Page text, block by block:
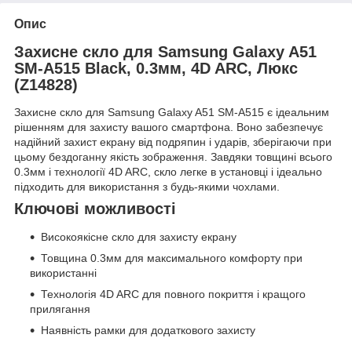
Опис
Захисне скло для Samsung Galaxy A51
SM-A515 Black, 0.3мм, 4D ARC, Люкс
(Z14828)
Захисне скло для Samsung Galaxy A51 SM-A515 є ідеальним
рішенням для захисту вашого смартфона. Воно забезпечує
надійний захист екрану від подряпин і ударів, зберігаючи при
цьому бездоганну якість зображення. Завдяки товщині всього
0.3мм і технології 4D ARC, скло легке в установці і ідеально
підходить для використання з будь-якими чохлами.
Ключові можливості
Високоякісне скло для захисту екрану
Товщина 0.3мм для максимального комфорту при
використанні
Технологія 4D ARC для повного покриття і кращого
прилягання
Наявність рамки для додаткового захисту